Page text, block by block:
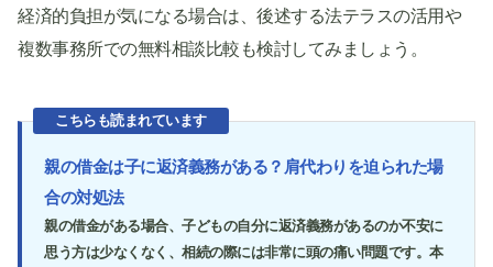
経済的負担が気になる場合は、後述する法テラスの活用や
複数事務所での無料相談比較も検討してみましょう。
こちらも読まれています
親の借金は子に返済義務がある？肩代わりを迫られた場
合の対処法
親の借金がある場合、子どもの自分に返済義務があるのか不安に
思う方は少なくなく、相続の際には非常に頭の痛い問題です。本